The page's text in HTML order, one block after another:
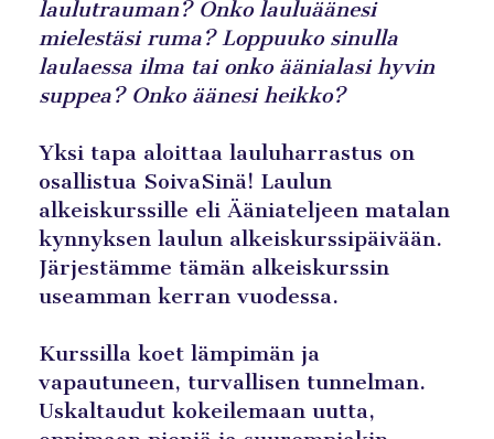
laulutrauman? Onko lauluäänesi
mielestäsi ruma? Loppuuko sinulla
laulaessa ilma tai onko äänialasi hyvin
suppea? Onko äänesi heikko?
Yksi tapa aloittaa lauluharrastus on
osallistua SoivaSinä! Laulun
alkeiskurssille eli Ääniateljeen matalan
kynnyksen laulun alkeiskurssipäivään.
Järjestämme tämän alkeiskurssin
useamman kerran vuodessa.
Kurssilla koet lämpimän ja
vapautuneen, turvallisen tunnelman.
Uskaltaudut kokeilemaan uutta,